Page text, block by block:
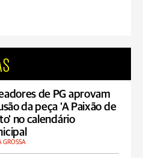
de PG aprovam
da peça 'A Paixão de
no calendário
GROSSA